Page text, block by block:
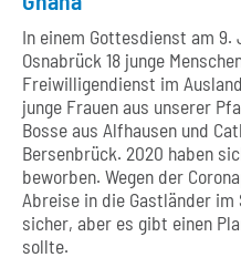
In einem Gottesdienst am
Osnabrück 18 junge
Freiwilligendienst im
junge Frauen aus unserer
Bosse aus Alfhausen und
Bersenbrück. 2020 haben
beworben. Wegen der
Abreise in die Gastländer
sicher, aber es gibt einen
sollte.